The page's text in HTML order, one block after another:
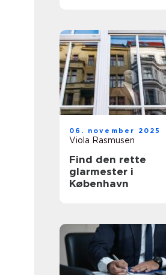
06. november 2025
Viola Rasmusen
Find den rette
glarmester i
København